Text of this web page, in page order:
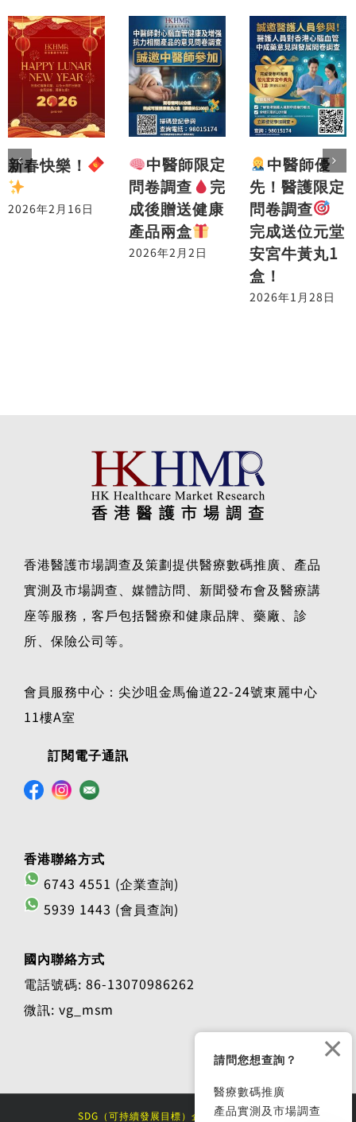
新春快樂！
2026年2月16日
中醫師限定
問卷調查
完
成後贈送健康
產品兩盒
2026年2月2日
中醫師優
先！醫護限定
問卷調查
完成送位元堂
安宮牛黃丸1
盒！
2026年1月28日
香港醫護市場調查及策劃提供醫療數碼推廣、產品
實測及市場調查、媒體訪問、新聞發布會及醫療講
座等服務，客戶包括醫療和健康品牌、藥廠、診
所、保險公司等。
會員服務中心：尖沙咀金馬倫道22-24號東麗中心
11樓A室
訂閱電子通訊
香港聯絡方式
6743 4551 (企業查詢)
5939 1443 (會員查詢)
國內聯絡方式
電話號碼: 86-13070986262
微訊: vg_msm
SDG（可持續發展目標）企業大獎 2025/26
請問您想查詢？
醫療數碼推廣
產品實測及市場調查
×